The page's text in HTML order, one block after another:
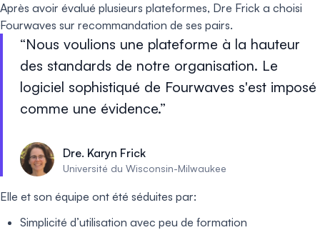
Après avoir évalué plusieurs plateformes, Dre Frick a choisi
Fourwaves sur recommandation de ses pairs.
Nous voulions une plateforme à la hauteur
des standards de notre organisation. Le
logiciel sophistiqué de Fourwaves s'est imposé
comme une évidence.
Dre. Karyn Frick
Université du Wisconsin-Milwaukee
Elle et son équipe ont été séduites par:
Simplicité d’utilisation avec peu de formation